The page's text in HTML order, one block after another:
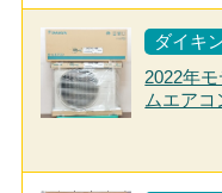
ダイキ
2022年
ムエアコ